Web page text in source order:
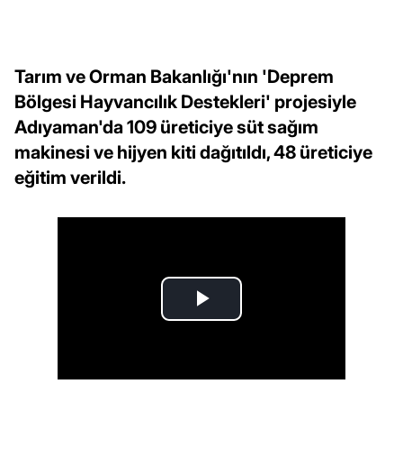
Tarım ve Orman Bakanlığı'nın 'Deprem
Bölgesi Hayvancılık Destekleri' projesiyle
Adıyaman'da 109 üreticiye süt sağım
makinesi ve hijyen kiti dağıtıldı, 48 üreticiye
eğitim verildi.